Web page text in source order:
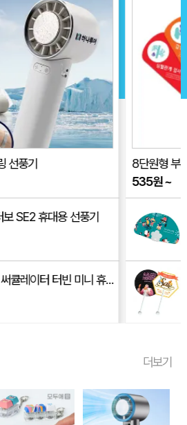
선풍기
SE2 휴대용 선풍기
슈틸루스터 써큘레이터 터빈 미니 휴대용 선풍기 ST-SF100
8단원형
535원~
더보기